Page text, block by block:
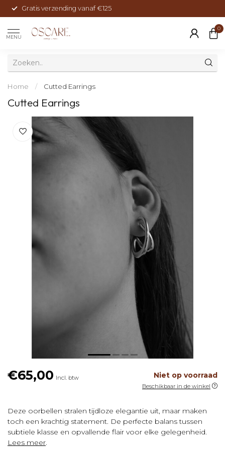
Gratis verzending vanaf €125
MENU
0
Home / Cutted Earrings
Cutted Earrings
€65,00 Incl. btw Niet op voorraad
Beschikbaar in de winkel
Deze oorbellen stralen tijdloze elegantie uit, maar maken
toch een krachtig statement. De perfecte balans tussen
subtiele klasse en opvallende flair voor elke gelegenheid.
Lees meer.